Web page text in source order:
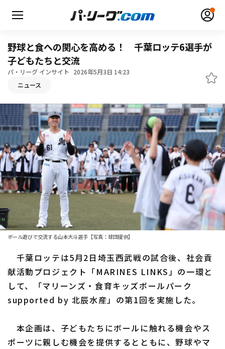
無料アカウント登録
HOME
動画
日程・結果
順位表･成績
1軍公式戦
ファーム東地区
ファーム中地区
交流戦
選手名鑑
北海道日本ハムファイターズ
東北楽天ゴールデンイーグルス
千葉ロッテマリーンズ
野球と食への関心を高める！ 千葉ロッテ6選手が
子どもたちと交流
パ・リーグ インサイト 2026年5月3日 14:23
ニュース
ボール遊びで交流する山本大斗選手【写真：球団提供】
千葉ロッテは5月2日埼玉西武戦の試合後、社会貢
献活動プロジェクト「MARINES LINKS」の一環と
して、「マリーンズ・食育キッズボールパーク
supported by 北辰水産」の第1回を実施した。
本企画は、子どもたちにボールに触れる機会やス
ポーツに親しむ機会を提供するとともに、野球やマ